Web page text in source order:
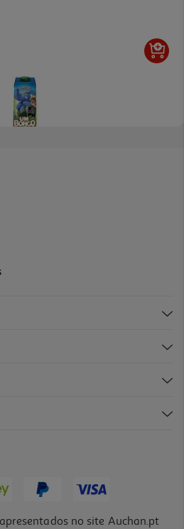
no site Auchan.pt